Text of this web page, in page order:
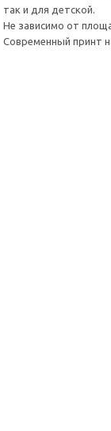
так и для детской.
Не зависимо от
Современный принт